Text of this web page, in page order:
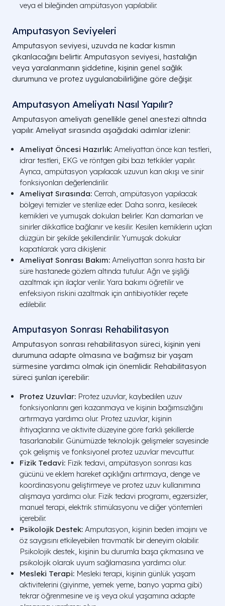
veya el bileğinden ampütasyon yapılabilir.
Amputasyon Seviyeleri
Amputasyon seviyesi, uzuvda ne kadar kısmın
çıkarılacağını belirtir. Amputasyon seviyesi, hastalığın
veya yaralanmanın şiddetine, kişinin genel sağlık
durumuna ve protez uygulanabilirliğine göre değişir.
Amputasyon Ameliyatı Nasıl Yapılır?
Amputasyon ameliyatı genellikle genel anestezi altında
yapılır. Ameliyat sırasında aşağıdaki adımlar izlenir:
Ameliyat Öncesi Hazırlık: Ameliyattan önce kan testleri,
idrar testleri, EKG ve röntgen gibi bazı tetkikler yapılır.
Ayrıca, ampütasyon yapılacak uzuvun kan akışı ve sinir
fonksiyonları değerlendirilir.
Ameliyat Sırasında: Cerrah, ampütasyon yapılacak
bölgeyi temizler ve sterilize eder. Daha sonra, kesilecek
kemikleri ve yumuşak dokuları belirler. Kan damarları ve
sinirler dikkatlice bağlanır ve kesilir. Kesilen kemiklerin uçları
düzgün bir şekilde şekillendirilir. Yumuşak dokular
kapatılarak yara dikişlenir.
Ameliyat Sonrası Bakım: Ameliyattan sonra hasta bir
süre hastanede gözlem altında tutulur. Ağrı ve şişliği
azaltmak için ilaçlar verilir. Yara bakımı öğretilir ve
enfeksiyon riskini azaltmak için antibiyotikler reçete
edilebilir.
Amputasyon Sonrası Rehabilitasyon
Amputasyon sonrası rehabilitasyon süreci, kişinin yeni
durumuna adapte olmasına ve bağımsız bir yaşam
sürmesine yardımcı olmak için önemlidir. Rehabilitasyon
süreci şunları içerebilir:
Protez Uzuvlar: Protez uzuvlar, kaybedilen uzuv
fonksiyonlarını geri kazanmaya ve kişinin bağımsızlığını
artırmaya yardımcı olur. Protez uzuvlar, kişinin
ihtiyaçlarına ve aktivite düzeyine göre farklı şekillerde
tasarlanabilir. Günümüzde teknolojik gelişmeler sayesinde
çok gelişmiş ve fonksiyonel protez uzuvlar mevcuttur.
Fizik Tedavi: Fizik tedavi, ampütasyon sonrası kas
gücünü ve eklem hareket açıklığını artırmaya, denge ve
koordinasyonu geliştirmeye ve protez uzuv kullanımına
alışmaya yardımcı olur. Fizik tedavi programı, egzersizler,
manuel terapi, elektrik stimülasyonu ve diğer yöntemleri
içerebilir.
Psikolojik Destek: Amputasyon, kişinin beden imajını ve
öz saygısını etkileyebilen travmatik bir deneyim olabilir.
Psikolojik destek, kişinin bu durumla başa çıkmasına ve
psikolojik olarak uyum sağlamasına yardımcı olur.
Mesleki Terapi: Mesleki terapi, kişinin günlük yaşam
aktivitelerini (giyinme, yemek yeme, banyo yapma gibi)
tekrar öğrenmesine ve iş veya okul yaşamına adapte